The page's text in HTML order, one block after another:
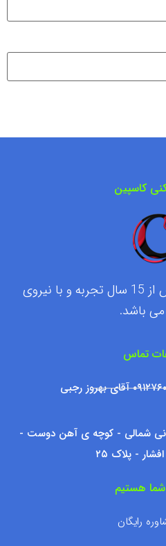
کاسپین
لوله بازکنی کاسپین با بیش از 15 سال تجربه و با نیروی
باشد.
تماس
شمالی - کوچه ی آهن دوست -
- پلاک ۲۵
شما هستیم
رایگان